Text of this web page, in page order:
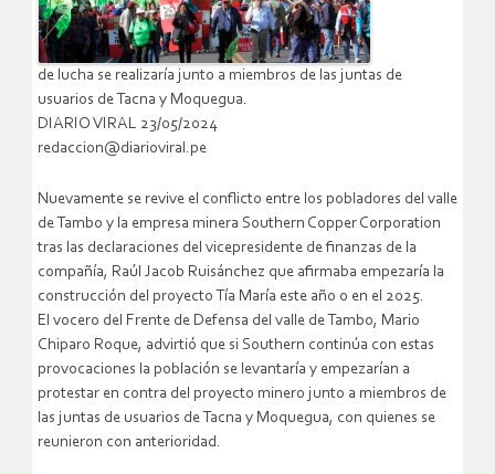
de lucha se realizaría junto a miembros de las juntas de
usuarios de Tacna y Moquegua.
DIARIO VIRAL 23/05/2024
redaccion@diarioviral.pe
Nuevamente se revive el conflicto entre los pobladores del valle
de Tambo y la empresa minera Southern Copper Corporation
tras las declaraciones del vicepresidente de finanzas de la
compañía, Raúl Jacob Ruisánchez que afirmaba empezaría la
construcción del proyecto Tía María este año o en el 2025.
El vocero del Frente de Defensa del valle de Tambo, Mario
Chiparo Roque, advirtió que si Southern continúa con estas
provocaciones la población se levantaría y empezarían a
protestar en contra del proyecto minero junto a miembros de
las juntas de usuarios de Tacna y Moquegua, con quienes se
reunieron con anterioridad.